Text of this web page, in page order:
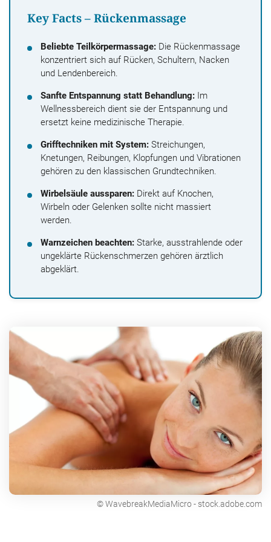
Key Facts – Rückenmassage
Beliebte Teilkörpermassage: Die Rückenmassage
konzentriert sich auf Rücken, Schultern, Nacken
und Lendenbereich.
Sanfte Entspannung statt Behandlung: Im
Wellnessbereich dient sie der Entspannung und
ersetzt keine medizinische Therapie.
Grifftechniken mit System: Streichungen,
Knetungen, Reibungen, Klopfungen und Vibrationen
gehören zu den klassischen Grundtechniken.
Wirbelsäule aussparen: Direkt auf Knochen,
Wirbeln oder Gelenken sollte nicht massiert
werden.
Warnzeichen beachten: Starke, ausstrahlende oder
ungeklärte Rückenschmerzen gehören ärztlich
abgeklärt.
© WavebreakMediaMicro - stock.adobe.com